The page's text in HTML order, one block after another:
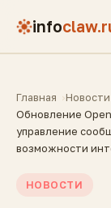
info
Главная
Новости
Обновление
управление
возможности
НОВОСТИ